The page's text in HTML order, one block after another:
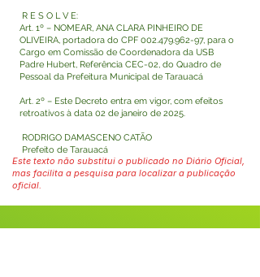
R E S O L V E:
Art. 1º – NOMEAR, ANA CLARA PINHEIRO DE
OLIVEIRA, portadora do CPF 002.479.962-97, para o
Cargo em Comissão de Coordenadora da USB
Padre Hubert, Referência CEC-02, do Quadro de
Pessoal da Prefeitura Municipal de Tarauacá
Art. 2º – Este Decreto entra em vigor, com efeitos
retroativos à data 02 de janeiro de 2025.
RODRIGO DAMASCENO CATÃO
Prefeito de Tarauacá
Este texto não substitui o publicado no Diário Oficial,
mas facilita a pesquisa para localizar a publicação
oficial.